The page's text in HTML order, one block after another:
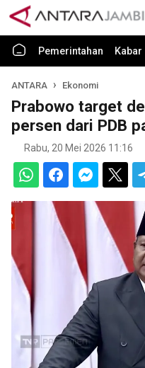
Pemerintahan
ANTARA Ekonomi
Prabowo target
persen dari PDB
Rabu, 20 Mei 2026 11:16